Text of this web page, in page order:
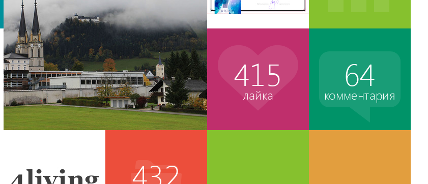
415
лайка
64
комментария
432